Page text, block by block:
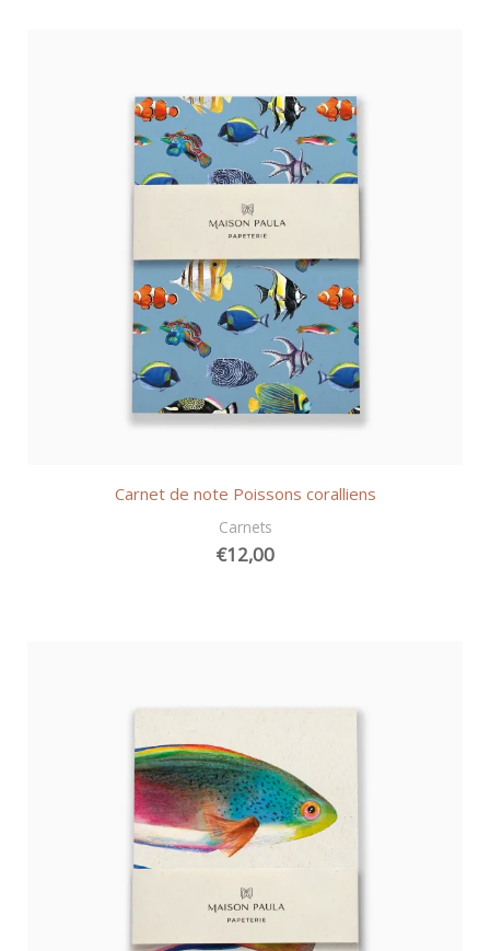
Carnet de note Poissons coralliens
Carnets
€12,00